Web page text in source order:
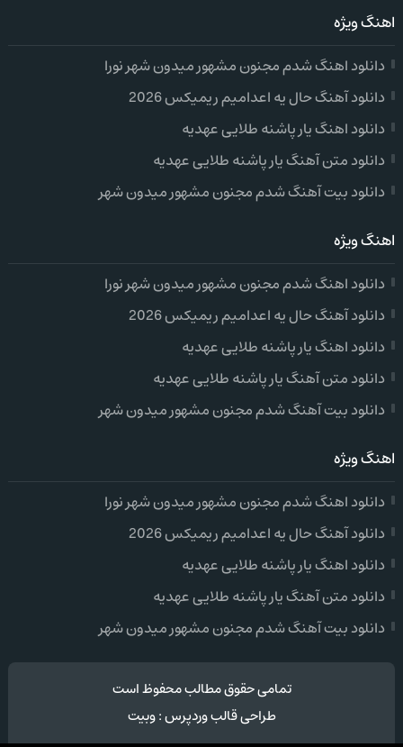
اهنگ ویژه
دانلود اهنگ شدم مجنون مشهور میدون شهر نورا
دانلود آهنگ حال یه اعدامیم ریمیکس 2026
دانلود اهنگ یار پاشنه طلایی عهدیه
دانلود متن آهنگ یار پاشنه طلایی عهدیه
دانلود بیت آهنگ شدم مجنون مشهور میدون شهر
اهنگ ویژه
دانلود اهنگ شدم مجنون مشهور میدون شهر نورا
دانلود آهنگ حال یه اعدامیم ریمیکس 2026
دانلود اهنگ یار پاشنه طلایی عهدیه
دانلود متن آهنگ یار پاشنه طلایی عهدیه
دانلود بیت آهنگ شدم مجنون مشهور میدون شهر
اهنگ ویژه
دانلود اهنگ شدم مجنون مشهور میدون شهر نورا
دانلود آهنگ حال یه اعدامیم ریمیکس 2026
دانلود اهنگ یار پاشنه طلایی عهدیه
دانلود متن آهنگ یار پاشنه طلایی عهدیه
دانلود بیت آهنگ شدم مجنون مشهور میدون شهر
تمامی حقوق مطالب محفوظ است
طراحی قالب وردپرس:وبیت